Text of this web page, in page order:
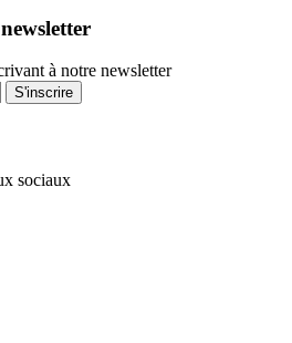
à notre newsletter
S'inscrire
sociaux